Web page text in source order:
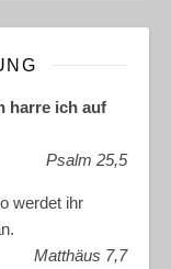
harre ich auf
Psalm 25,5
werdet ihr
Matthäus 7,7